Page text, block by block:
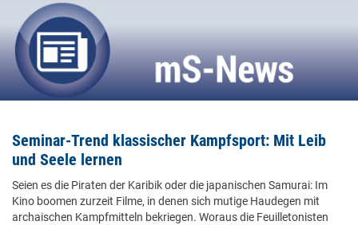
Seminar-Trend klassischer Kampfsport: Mit Leib
und Seele lernen
Seien es die Piraten der Karibik oder die japanischen Samurai: Im
Kino boomen zurzeit Filme, in denen sich mutige Haudegen mit
archaischen Kampfmitteln bekriegen. Woraus die Feuilletonisten